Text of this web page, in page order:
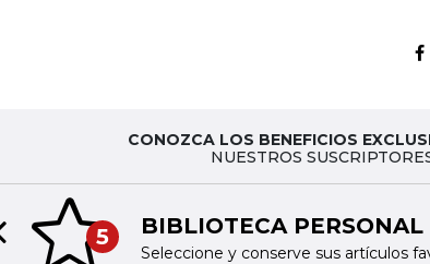
CONOZCA LOS BENEFICIOS
NUESTROS
5 BIBLIOTECA PERSONAL
Seleccione y conserve sus artículos
slide